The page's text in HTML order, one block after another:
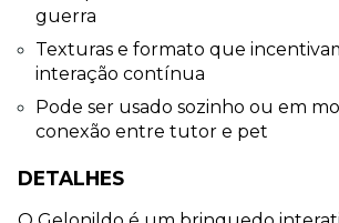
guerra
Texturas e formato que
interação contínua
Pode ser usado sozinho ou em
conexão entre tutor e pet
DETALHES